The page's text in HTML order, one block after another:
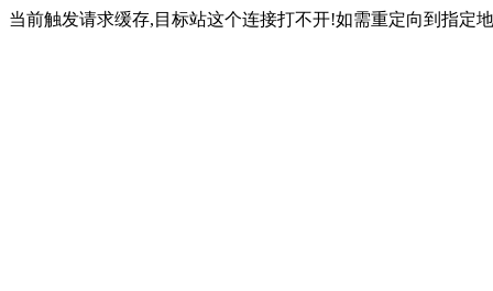
当前触发请求缓存,目标站这个连接打不开!如需重定向到指定